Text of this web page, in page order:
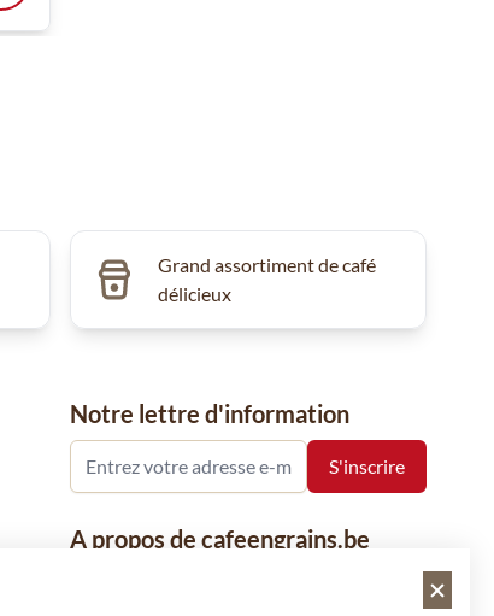
Grand assortiment de café
délicieux
Notre lettre d'information
A propos de cafeengrains.be